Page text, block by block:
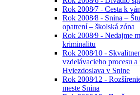
Rok 2008⁄7 - Cesta k
Rok 2008⁄8 - Snina –
opatrení – školská zóna
Rok 2008⁄9 - Nedajme
kriminalitu
Rok 2008⁄10 -
vzdelávacieho procesu
Hviezdoslava v Snine
Rok 2008⁄12 -
meste Snina